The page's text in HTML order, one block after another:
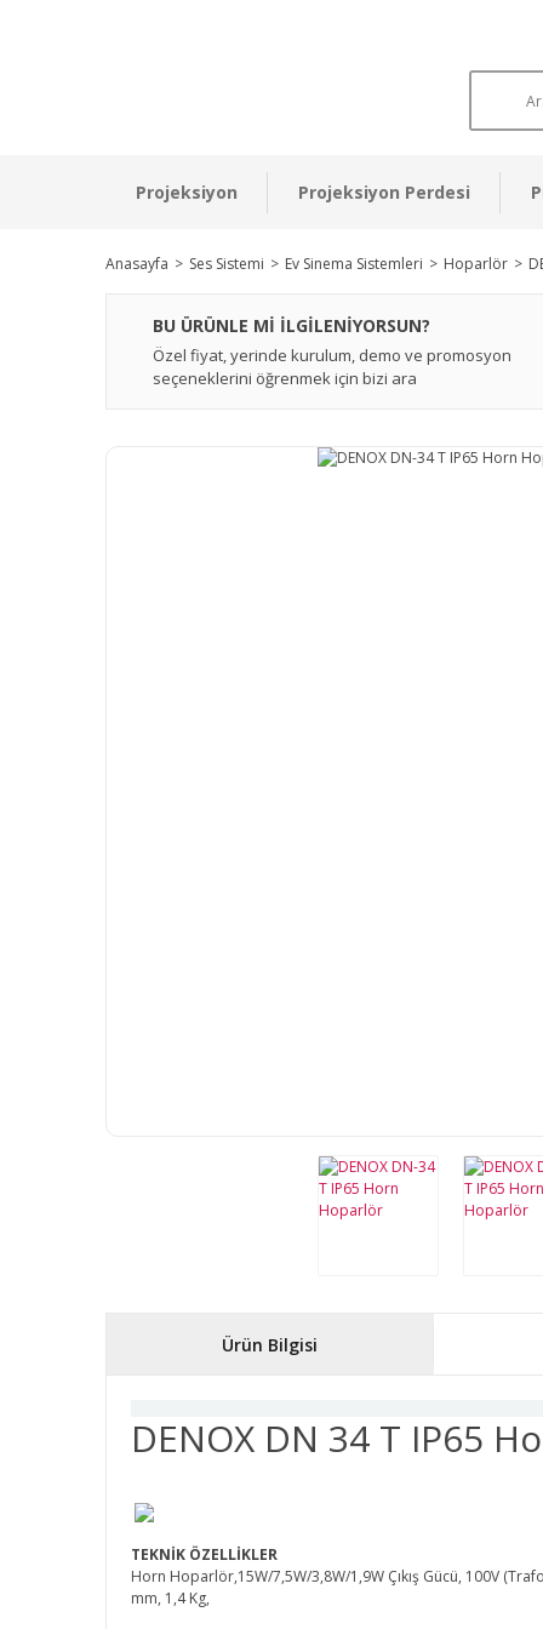
Projeksiyon Projeksiyon Perdesi
Anasayfa Ses Sistemi Ev Sinema Sistemleri Hoparlör
BU ÜRÜNLE Mİ İLGİLENİYORSUN?
Özel fiyat, yerinde kurulum, demo ve promosyon
seçeneklerini öğrenmek için bizi ara
Ürün Bilgisi
DENOX DN 34 T IP65
TEKNİK ÖZELLİKLER
Horn Hoparlör,15W/7,5W/3,8W/1,9W Çıkış Gücü, 100V
mm, 1,4 Kg,